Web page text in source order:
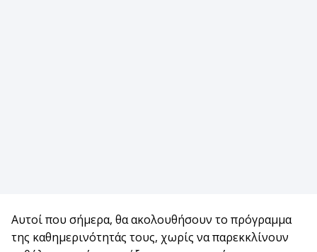
Αυτοί που σήμερα, θα ακολουθήσουν το πρόγραμμα
της καθημερινότητάς τους, χωρίς να παρεκκλίνουν